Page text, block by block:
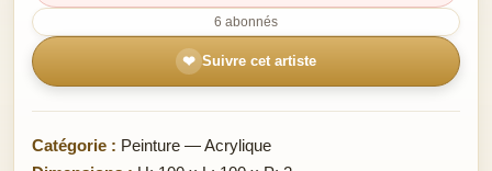
6 abonnés
❤ Suivre cet artiste
Catégorie : Peinture — Acrylique